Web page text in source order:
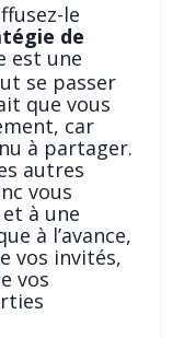
le
de
est une
se passer
que vous
car
à partager.
autres
vous
à une
à l’avance,
vos invités,
vos